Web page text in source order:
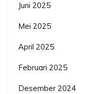
Juni 2025
Mei 2025
April 2025
Februari 2025
Desember 2024